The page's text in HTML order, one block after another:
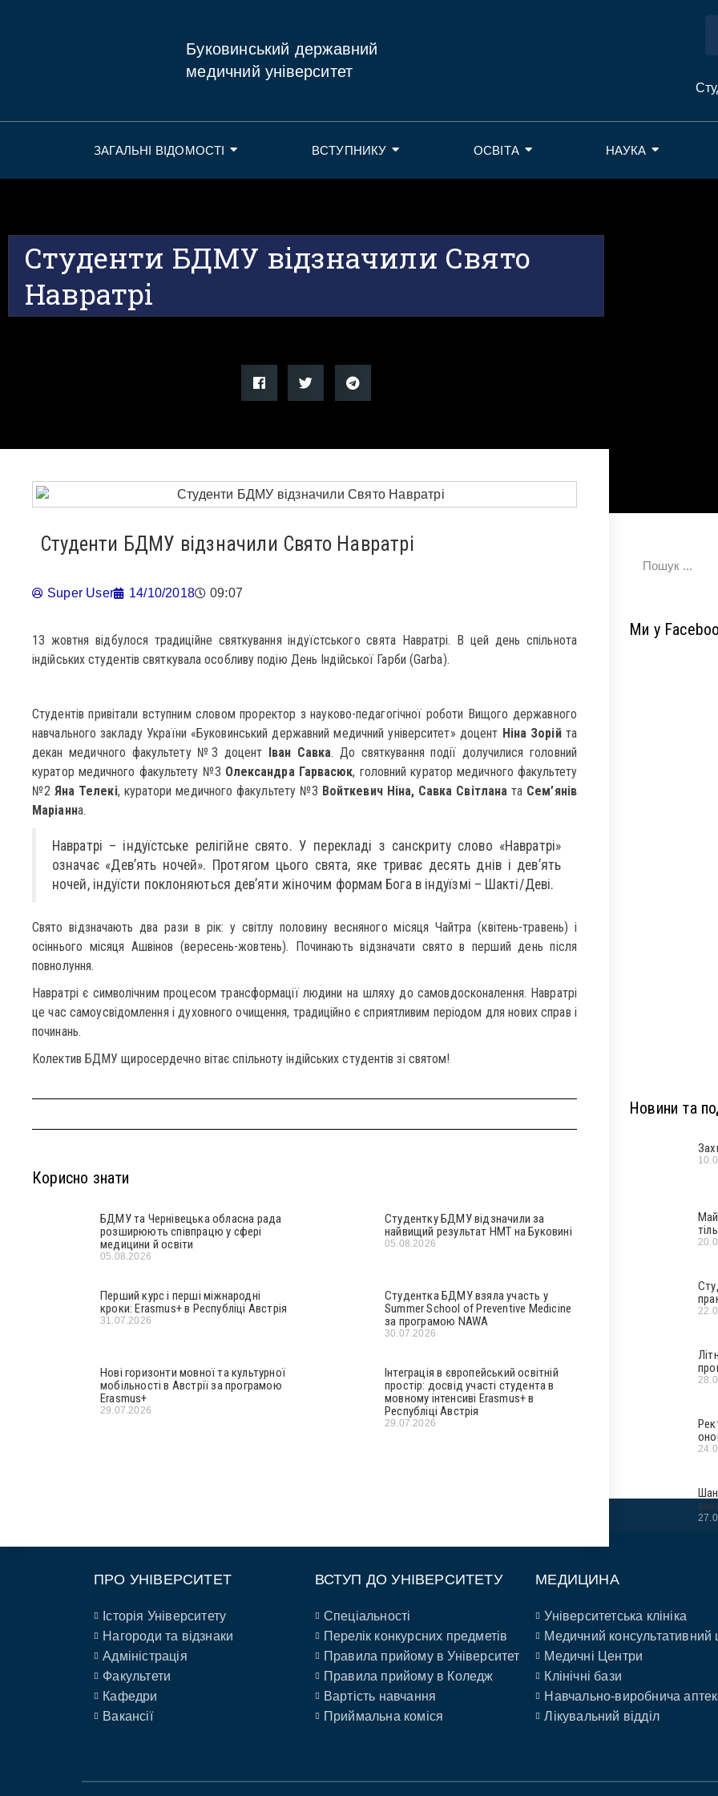
Буковинський державний
медичний університет
ЗАГАЛЬНІ ВІДОМОСТІ ВСТУПНИКУ ОСВІТА НАУКА
Студенти БДМУ відзначили Свято
Навратрі
Студенти БДМУ відзначили Свято Навратрі
Super User 14/10/2018 09:07
13 жовтня відбулося традиційне святкування індуїстського свята Навратрі. В цей день спільнота
індійських студентів святкувала особливу подію День Індійської Гарби (Garba).
Студентів привітали вступним словом проректор з науково-педагогічної роботи Вищого державного
навчального закладу України «Буковинський державний медичний університет» доцент Ніна Зорійта
декан медичного факультету №3 доцент Іван Савка. До святкування події долучилися головний
куратор медичного факультету №3 Олександра Гарвасюк, головний куратор медичного факультету
№2 Яна Телекі, куратори медичного факультету №3 Войткевич Ніна, Савка Світлана та Сем’янів
Маріанна.
Навратрі – індуїстське релігійне свято. У перекладі з санскриту слово «Навратрі»
означає «Дев’ять ночей». Протягом цього свята, яке триває десять днів і дев’ять
ночей, індуїсти поклоняються дев’яти жіночим формам Бога в індуїзмі – Шакті/Деві.
Свято відзначають два рази в рік: у світлу половину весняного місяця Чайтра (квітень-травень) і
осіннього місяця Ашвінов (вересень-жовтень). Починають відзначати свято в перший день після
повнолуння.
Навратрі є символічним процесом трансформації людини на шляху до самовдосконалення. Навратрі
це час самоусвідомлення і духовного очищення, традиційно є сприятливим періодом для нових справ і
починань.
Колектив БДМУ щиросердечно вітає спільноту індійських студентів зі святом!
Корисно знати
БДМУ та Чернівецька обласна рада
розширюють співпрацю у сфері
медицини й освіти
05.08.2026
Студентку БДМУ відзначили за
найвищий результат НМТ на Буковині
05.08.2026
Перший курс і перші міжнародні
кроки: Erasmus+ в Республіці Австрія
31.07.2026
Студентка БДМУ взяла участь у
Summer School of Preventive Medicine
за програмою NAWA
30.07.2026
Нові горизонти мовної та культурної
мобільності в Австрії за програмою
Erasmus+
29.07.2026
Інтеграція в європейський освітній
простір: досвід участі студента в
мовному інтенсиві Erasmus+ в
Республіці Австрія
29.07.2026
Ми у
Новини та
ПРО УНІВЕРСИТЕТ
Історія Університету
Нагороди та відзнаки
Адміністрація
Факультети
Кафедри
Вакансії
ВСТУП ДО УНІВЕРСИТЕТУ
Спеціальності
Перелік конкурсних предметів
Правила прийому в Університет
Правила прийому в Коледж
Вартість навчання
Приймальна коміся
МЕДИЦИНА
Університетська клініка
Медичний консультативний
Медичні Центри
Клінічні бази
Навчально-виробнича
Лікувальний відділ